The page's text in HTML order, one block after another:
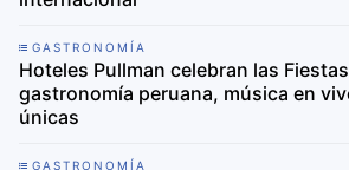
GASTRONOMÍA
Hoteles Pullman celebran las
gastronomía peruana, música en
únicas
GASTRONOMÍA